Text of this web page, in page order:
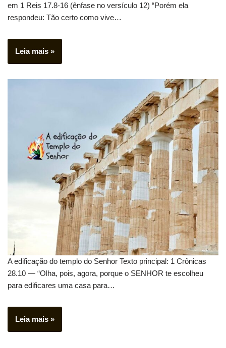
em 1 Reis 17.8-16 (ênfase no versículo 12) “Porém ela
respondeu: Tão certo como vive…
Leia mais »
A edificação do templo do Senhor Texto principal: 1 Crônicas
28.10 — “Olha, pois, agora, porque o SENHOR te escolheu
para edificares uma casa para…
Leia mais »